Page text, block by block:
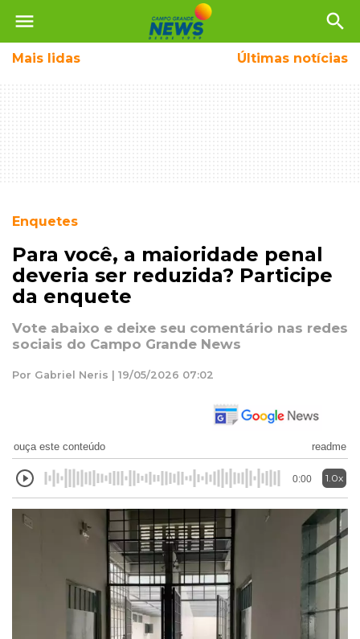
menu search
Mais lidas Últimas notícias
Enquetes
Para você, a maioridade penal
deveria ser reduzida? Participe
da enquete
Vote abaixo e deixe seu comentário nas redes
sociais do Campo Grande News
Por Gabriel Neris | 19/05/2026 07:02
ouça este conteúdo readme
0:00 1.0x